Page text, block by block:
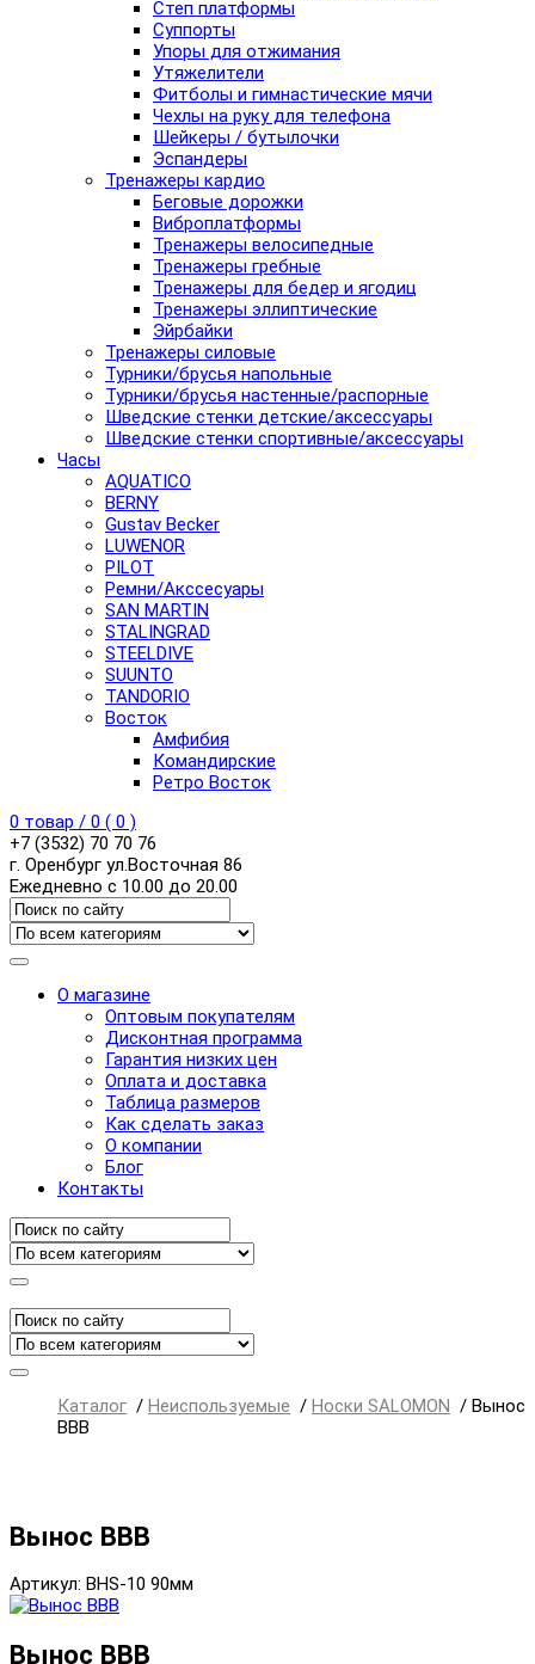
Степ платформы
Суппорты
Упоры для отжимания
Утяжелители
Фитболы и гимнастические мячи
Чехлы на руку для телефона
Шейкеры / бутылочки
Эспандеры
Тренажеры кардио
Беговые дорожки
Виброплатформы
Тренажеры велосипедные
Тренажеры гребные
Тренажеры для бедер и ягодиц
Тренажеры эллиптические
Эйрбайки
Тренажеры силовые
Турники/брусья напольные
Турники/брусья настенные/распорные
Шведские стенки детские/аксессуары
Шведские стенки спортивные/аксессуары
Часы
AQUATICO
BERNY
Gustav Becker
LUWENOR
PILOT
Pемни/Акссесуары
SAN MARTIN
STALINGRAD
STEELDIVE
SUUNTO
TANDORIO
Восток
Амфибия
Командирские
Ретро Восток
0 товар / 0 ( 0 )
+7 (3532) 70 70 76
г. Оренбург ул.Восточная 86
Ежедневно с 10.00 до 20.00
О магазине
Оптовым покупателям
Дисконтная программа
Гарантия низких цен
Оплата и доставка
Таблица размеров
Как сделать заказ
О компании
Блог
Контакты
Каталог / Неиспользуемые / Носки SALOMON / Вынос
ВВВ
Вынос ВВВ
Артикул: BHS-10 90мм
Вынос ВВВ